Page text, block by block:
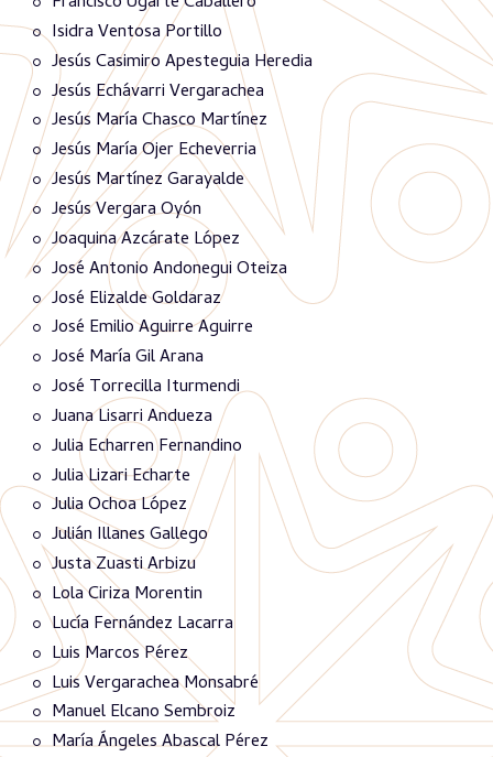
Isidra Ventosa Portillo
Jesús Casimiro Apesteguia Heredia
Jesús Echávarri Vergarachea
Jesús María Chasco Martínez
Jesús María Ojer Echeverria
Jesús Martínez Garayalde
Jesús Vergara Oyón
Joaquina Azcárate López
José Antonio Andonegui Oteiza
José Elizalde Goldaraz
José Emilio Aguirre Aguirre
José María Gil Arana
José Torrecilla Iturmendi
Juana Lisarri Andueza
Julia Echarren Fernandino
Julia Lizari Echarte
Julia Ochoa López
Julián Illanes Gallego
Justa Zuasti Arbizu
Lola Ciriza Morentin
Lucía Fernández Lacarra
Luis Marcos Pérez
Luis Vergarachea Monsabré
Manuel Elcano Sembroiz
María Ángeles Abascal Pérez